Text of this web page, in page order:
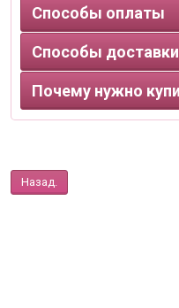
Способы оплаты
Способы доставки
Почему нужно
Назад.